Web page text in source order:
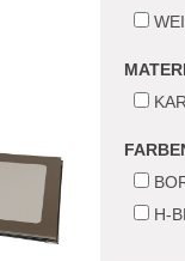
H-